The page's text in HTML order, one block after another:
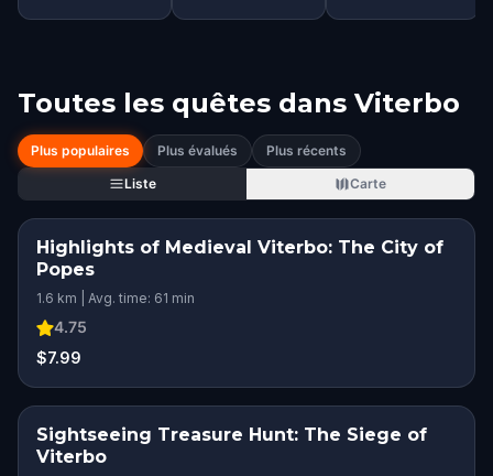
Toutes les quêtes dans Viterbo
Plus populaires Plus évalués
Plus récents
Liste
Carte
Highlights of Medieval Viterbo: The City of
Popes
1.6 km | Avg. time: 61 min
4.75
$7.99
Sightseeing Treasure Hunt: The Siege of
Viterbo